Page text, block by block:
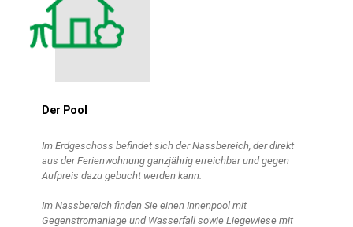
Der Pool
Im Erdgeschoss befindet sich der Nassbereich, der direkt
aus der Ferienwohnung ganzjährig erreichbar und gegen
Aufpreis dazu gebucht werden kann.
Im Nassbereich finden Sie einen Innenpool mit
Gegenstromanlage und Wasserfall sowie Liegewiese mit